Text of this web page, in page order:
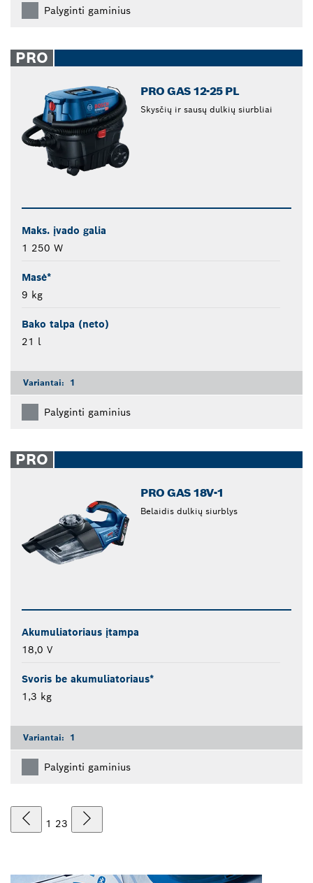
Palyginti gaminius
PRO
PRO GAS 12-25 PL
Skysčių ir sausų dulkių siurbliai
Maks. įvado galia
1 250 W
Masė*
9 kg
Bako talpa (neto)
21 l
Variantai: 1
Palyginti gaminius
PRO
PRO GAS 18V-1
Belaidis dulkių siurblys
Akumuliatoriaus įtampa
18,0 V
Svoris be akumuliatoriaus*
1,3 kg
Variantai: 1
Palyginti gaminius
1 23